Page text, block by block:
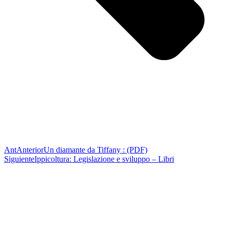
AntAnteriorUn diamante da Tiffany : (PDF)
SiguienteIppicoltura: Legislazione e sviluppo – Libri